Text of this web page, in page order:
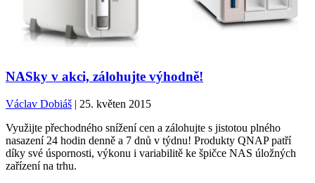
NASky v akci, zálohujte výhodně!
Václav Dobiáš | 25. květen 2015
Využijte přechodného snížení cen a zálohujte s jistotou plného
nasazení 24 hodin denně a 7 dnů v týdnu! Produkty QNAP patří
díky své úspornosti, výkonu i variabilitě ke špičce NAS úložných
zařízení na trhu.